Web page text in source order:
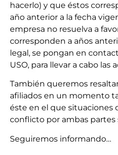
hacerlo) y que éstos
año anterior a la fecha
empresa no resuelva a
corresponden a años
legal, se pongan en
USO, para llevar a cabo
También queremos
afiliados en un momento
éste en el que situaciones
conflicto por ambas partes
Seguiremos informando…